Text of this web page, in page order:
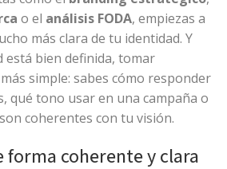
o el análisis FODA, empiezas a
más clara de tu identidad. Y
está bien definida, tomar
simple: sabes cómo responder
qué tono usar en una campaña o
coherentes con tu visión.
forma coherente y clara